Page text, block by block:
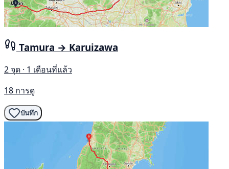
Tamura → Karuizawa
2 จุด · 1 เดือนที่แล้ว
18 การดู
บันทึก